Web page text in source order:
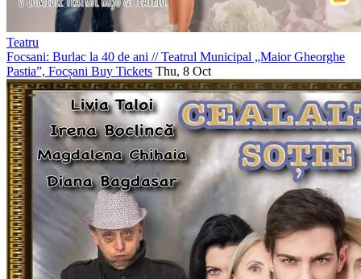
Teatru
Focsani: Burlac la 40 de ani //Teatrul Municipal „Maior Gheorghe
Pastia”, Focșani Buy Tickets Thu, 8 Oct